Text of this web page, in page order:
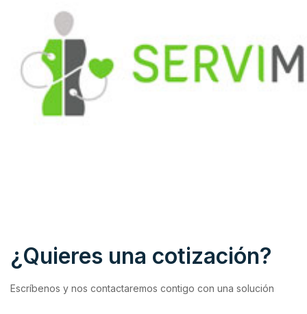
¿Quieres una cotización?
Escríbenos y nos contactaremos contigo con una solución